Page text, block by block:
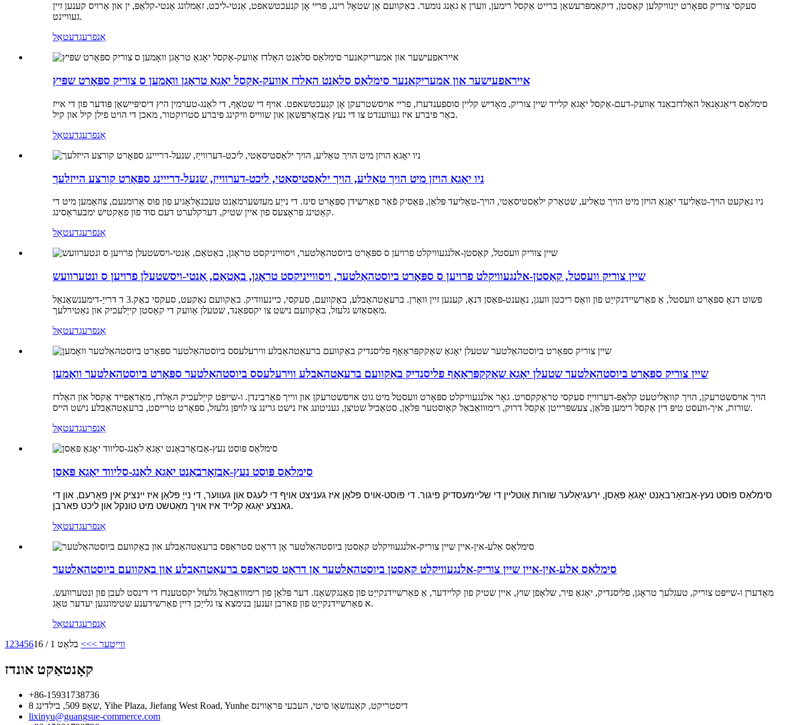
סעקסי צוריק ספּאָרט ייַנוויקלען קאַסטן, דיקאַמפּרעשאַן ברייט אַקסל רימען, ווערן אַ גאַנג נומער. באַקוועם אָן שטאָל רינג, פריי אָן קנעכטשאפט, אַנטי-ליכט, זאַמלונג אַנטי-קלאַפּ, ין און אַרויס קענען זיין
געוויינט.
אָנפרעגדעטאַל
אייראפעישער און אמעריקאנער סימלאַס סלאַנט האַלדז אַוועק-אַקסל יאָגאַ טראָגן וואָמען ס צוריק ספּאָרט שפּיץ
סימלאַס דיאַגאָנאַל האַלדזבאַנד אַוועק-דעם-אַקסל יאָגאַ קלייד שיין צוריק, מאָדיש קליין סוספּענדערז, פריי אויסשטרעקן אָן קנעכטשאפט. אויף די שטאָף, די לאַנג-טערמין היץ דיסיפּיישאַן פּודער פון די אייז
באַר פיברע איז געווענדט צו די נעץ אַבזאָרפּשאַן און שווייס וויקינג פיברע סטרוקטור, מאכן די הויט פילן קיל און קיל.
אָנפרעגדעטאַל
ניו יאָגאַ הויזן מיט הויך טאַליע, הויך ילאַסטיסאַטי, ליכט-דערווייַז, שנעל-דרייינג ספּאָרט קורצע הייזלעך
ניו נאַקעט הויך-טאַליעד יאָגאַ הויזן מיט הויך טאַליע, שטאַרק ילאַסטיסאַטי, הויך-טאַליעד פּלאַן, פּאַסיק פֿאַר פאַרשידן ספּאָרט סינז. די נייַע מעזשערמאַנט טעכנאָלאָגיע פון ​​פוס אַרומנעם, צוזאַמען מיט די
קאַטינג פּראָצעס פון איין שטיק, דערקלערט דעם סוד פון פאַקטיש ימבעראַסינג.
אָנפרעגדעטאַל
שיין צוריק וועסטל, קאַסטן-אלנגעוויקלט פרויען ס ספּאָרט ביוסטהאַלטער, ויסווייניקסט טראָגן, באַטאַם, אַנטי-ויסשטעלן פרויען ס ונטערוועש
פּשוט דנאָ ספּאָרט וועסטל, אַ פאַרשיידנקייַט פון וואָס ריכטן וועגן, נאָענט-פּאַסן דנאָ, קענען זיין וואָרן. ברעאַטהאַבלע, באַקוועם, סעקסי, כיינעוודיק. באַקוועם נאַקעט, סעקסי באַק.3 ד דרייַ-דימענשאַנאַל
מאַסאַזש גלעזל, באַקוועם נישט צו יקספּאַנד, שטעלן אַוועק די קאַסטן קייַלעכיק און נאַטירלעך.
אָנפרעגדעטאַל
שיין צוריק ספּאָרט ביוסטהאַלטער שטעלן יאָגאַ שאָקקפּראָאָף פליסנדיק באַקוועם ברעאַטהאַבלע ווירעלעסס ביוסטהאַלטער ספּאָרט ביוסטהאַלטער וואָמען
הויך אויסשטרעקן, הויך קוואַליטעט קלאַפּ-דערווייַז סעקסי טראַקקסויט. גאָר אלנגעוויקלט ספּאָרט וועסטל מיט גוט אויסשטרעקן און ווייך פאַרבינדן. ו-שייפּט קייַלעכיק האַלדז, מאַדאַפייד אַקסל און האַלדז
שורות, איך-וועסט טיפּ דין אַקסל רימען פּלאַן, צעשפּרייטן אַקסל דרוק, רימווואַבאַל קאָוסטער פּלאַן, סטאַביל שטיצן, געניטונג איז נישט גרינג צו לויפן גלעזל, ספּאָרט טרייסט, ברעאַטהאַבלע נישט הייס.
אָנפרעגדעטאַל
סימלאַס פּוסט נעץ-אַבזאָרבאַנט יאָגאַ לאַנג-סליווד יאָגאַ פּאַסן
סימלאַס פּוסט נעץ-אַבזאָרבאַנט יאָגאַ פּאַסן, ירעגיאַלער שורות אַוטליין די שליימעסדיק פיגור. די פּוסט-אויס פּלאַן איז געניצט אויף די לעגס און געווער, די נייַ פּלאַן איז יינציק אין פאָרעם, און די
גאנצע יאָגאַ קלייד איז אויך מאַטשט מיט טונקל און ליכט פארבן.
אָנפרעגדעטאַל
סימלאַס אַלע-אין-איין שיין צוריק-אלנגעוויקלט קאַסטן ביוסטהאַלטער אָן דראָט סטראַפּס ברעאַטהאַבלע און באַקוועם ביוסטהאַלטער
מאָדערן ו-שייפּט צוריק, טעגלעך טראָגן, פליסנדיק, יאָגאַ פיר, שלאָפן שוץ, איין שטיק פון קליידער, אַ פאַרשיידנקייַט פון פאַנגקשאַנז. דער פּלאַן פון רימווואַבאַל גלעזל יקסטענדז די דינסט לעבן פון ונטערוועש.
א פאַרשיידנקייַט פון פארבן זענען בנימצא צו גלייַכן דיין פאַרשידענע שטימונגען יעדער טאָג.
אָנפרעגדעטאַל
1 23456 ווייַטער >>> בלאַט 1 / 16
קאָנטאַקט אונדז
+86-15931738736
שאָפּ 509, בילדינג 8, Yihe Plaza, Jiefang West Road, Yunhe דיסטריקט, קאַנגזשאָו סיטי, העבעי פּראַווינס
lixinyu@guangsue-commerce.com